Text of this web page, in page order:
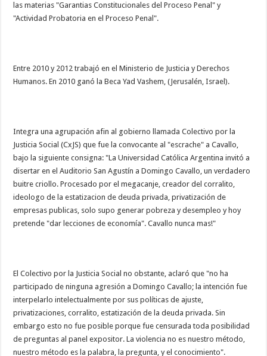
las materias "Garantias Constitucionales del Proceso Penal" y
"Actividad Probatoria en el Proceso Penal".
Entre 2010 y 2012 trabajó en el Ministerio de Justicia y Derechos
Humanos. En 2010 ganó la Beca Yad Vashem, (Jerusalén, Israel).
Integra una agrupación afin al gobierno llamada Colectivo por la
Justicia Social (CxJS) que fue la convocante al "escrache" a Cavallo,
bajo la siguiente consigna: "La Universidad Católica Argentina invitó a
disertar en el Auditorio San Agustín a Domingo Cavallo, un verdadero
buitre criollo. Procesado por el megacanje, creador del corralito,
ideologo de la estatizacion de deuda privada, privatización de
empresas publicas, solo supo generar pobreza y desempleo y hoy
pretende "dar lecciones de economía". Cavallo nunca mas!"
El Colectivo por la Justicia Social no obstante, aclaró que "no ha
participado de ninguna agresión a Domingo Cavallo; la intención fue
interpelarlo intelectualmente por sus políticas de ajuste,
privatizaciones, corralito, estatización de la deuda privada. Sin
embargo esto no fue posible porque fue censurada toda posibilidad
de preguntas al panel expositor. La violencia no es nuestro método,
nuestro método es la palabra, la pregunta, y el conocimiento".